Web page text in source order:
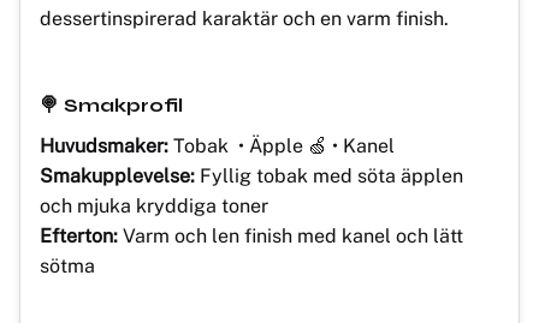
dessertinspirerad karaktär och en varm finish.
🍭 Smakprofil
Huvudsmaker: Tobak • Äpple 🍏 • Kanel
Smakupplevelse: Fyllig tobak med söta äpplen
och mjuka kryddiga toner
Efterton: Varm och len finish med kanel och lätt
sötma